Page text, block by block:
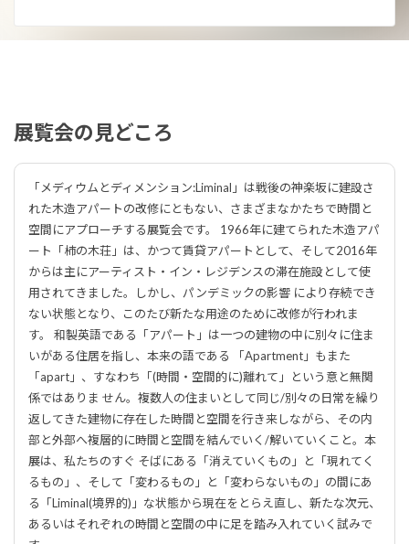
展覧会の見どころ
「メディウムとディメンション:Liminal」は戦後の神楽坂に建設さ
れた木造アパートの改修にともない、さまざまなかたちで時間と
空間にアプローチする展覧会です。 1966年に建てられた木造アパ
ート「柿の木荘」は、かつて賃貸アパートとして、そして2016年
からは主にアーティスト・イン・レジデンスの滞在施設として使
用されてきました。しかし、パンデミックの影響 により存続でき
ない状態となり、このたび新たな用途のために改修が行われま
す。 和製英語である「アパート」は一つの建物の中に別々に住ま
いがある住居を指し、本来の語である 「Apartment」もまた
「apart」、すなわち「(時間・空間的に)離れて」という意と無関
係ではありま せん。複数人の住まいとして同じ/別々の日常を繰り
返してきた建物に存在した時間と空間を行き来しながら、その内
部と外部へ複層的に時間と空間を結んでいく/解いていくこと。本
展は、私たちのすぐ そばにある「消えていくもの」と「現れてく
るもの」、そして「変わるもの」と「変わらないもの」の間にあ
る「Liminal(境界的)」な状態から現在をとらえ直し、新たな次元、
あるいはそれぞれの時間と空間の中に足を踏み入れていく試みで